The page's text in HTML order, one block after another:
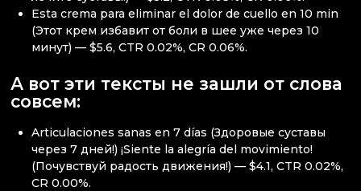
Esta crema para eliminar el dolor de cuello en 10 min
(Этот крем избавит от боли в шее уже через 10
минут) — $5.6, CTR 0.02%, CR 0.06%.
А вот эти тексты не зашли от слова
совсем:
Articulaciones sanas en 7 días (Здоровые суставы
через 7 дней!) ¡Siente la alegría del movimiento!
(Почувствуй радость движения!) — $4.1, CTR 0.02%,
CR 0.00%.